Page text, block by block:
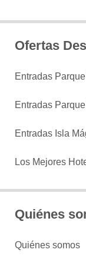
Ofertas
Entradas
Entradas
Entradas Isla
Los Mejores
Quiénes
Quiénes somos